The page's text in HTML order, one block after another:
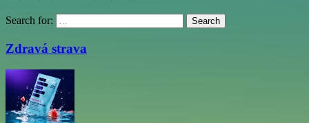
Search for: Search
Zdravá strava